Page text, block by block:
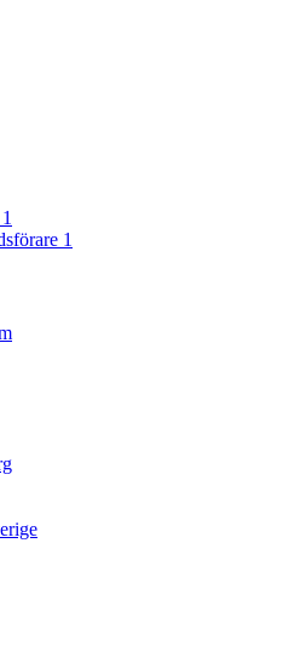
1
1